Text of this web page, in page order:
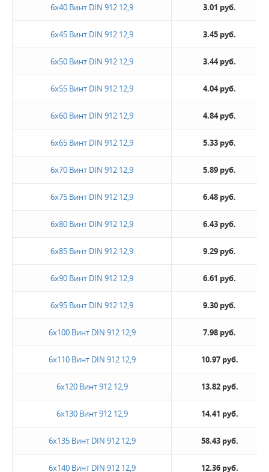
6х40 Винт DIN 912 12,9 3.01 руб.
6х45 Винт DIN 912 12,9 3.45 руб.
6х50 Винт DIN 912 12,9 3.44 руб.
6х55 Винт DIN 912 12,9 4.04 руб.
6х60 Винт DIN 912 12,9 4.84 руб.
6х65 Винт DIN 912 12,9 5.33 руб.
6х70 Винт DIN 912 12,9 5.89 руб.
6х75 Винт DIN 912 12,9 6.48 руб.
6х80 Винт DIN 912 12,9 6.43 руб.
6х85 Винт DIN 912 12,9 9.29 руб.
6х90 Винт DIN 912 12,9 6.61 руб.
6х95 Винт DIN 912 12,9 9.30 руб.
6х100 Винт DIN 912 12,9 7.98 руб.
6х110 Винт DIN 912 12,9 10.97 руб.
6х120 Винт 912 12,9 13.82 руб.
6х130 Винт 912 12,9 14.41 руб.
6х135 Винт DIN 912 12,9 58.43 руб.
6х140 Винт DIN 912 12,9 12.36 руб.